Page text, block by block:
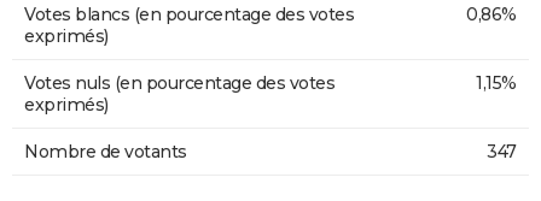
Votes blancs (en pourcentage des votes
exprimés)
0,86%
Votes nuls (en pourcentage des votes
exprimés)
1,15%
Nombre de votants 347